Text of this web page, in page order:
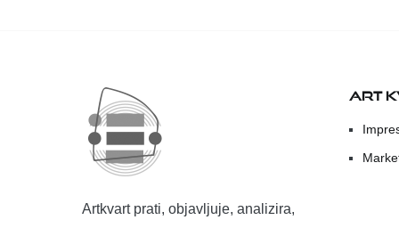
Artkvart prati, objavljuje, analizira,
ART